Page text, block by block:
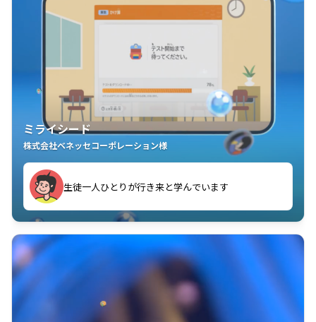
ミライシード
株式会社ベネッセコーポレーション様
生徒一人ひとりが行き来と学んでいます
教室中の児童生徒が「問題が解けてうれしい」「解く
ことが楽しい」を実感しています